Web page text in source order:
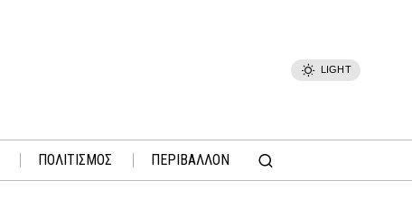
LIGHT
ΠΟΛΙΤΙΣΜΟΣ ΠΕΡΙΒΑΛΛΟΝ